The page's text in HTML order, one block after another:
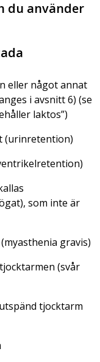
du använder
eller något annat
i avsnitt 6) (se
laktos”)
(urinretention)
som inte är
gravis)
(svår
tjocktarm